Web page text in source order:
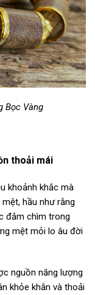
Bọc Vàng
thoải mái
khoảnh khắc mà
hầu như rằng
đắm chìm trong
mệt mỏi lo âu đời
nguồn năng lượng
khỏe khắn và thoải